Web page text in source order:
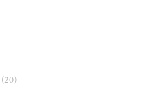
(20)